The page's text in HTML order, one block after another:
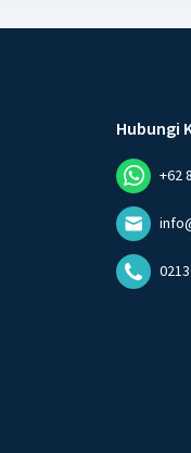
Hubungi
+62